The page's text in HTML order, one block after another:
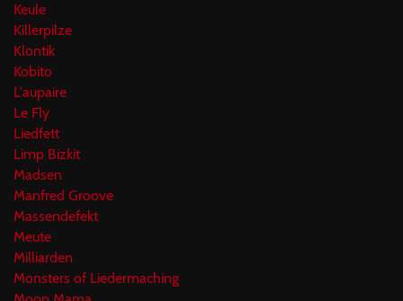
Keule
Killerpilze
Klontik
Kobito
L'aupaire
Le Fly
Liedfett
Limp Bizkit
Madsen
Manfred Groove
Massendefekt
Meute
Milliarden
Monsters of Liedermaching